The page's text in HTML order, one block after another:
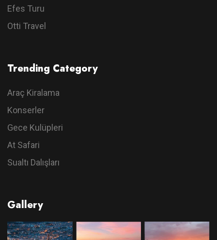
Efes Turu
Otti Travel
Trending Category
Araç Kiralama
Konserler
Gece Kulüpleri
At Safari
Sualtı Dalışları
Gallery